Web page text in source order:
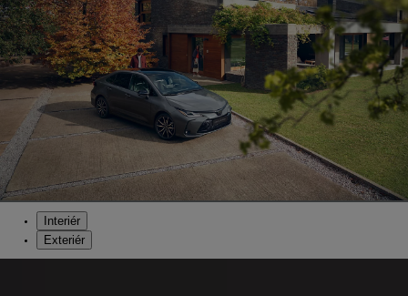
Interiér
Exteriér